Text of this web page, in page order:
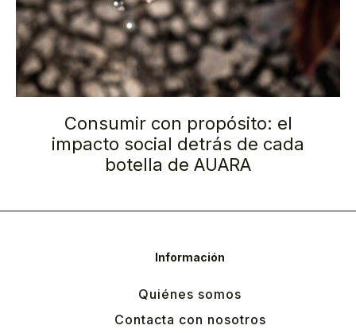
Consumir con propósito: el
impacto social detrás de cada
botella de AUARA
Información
Quiénes somos
Contacta con nosotros